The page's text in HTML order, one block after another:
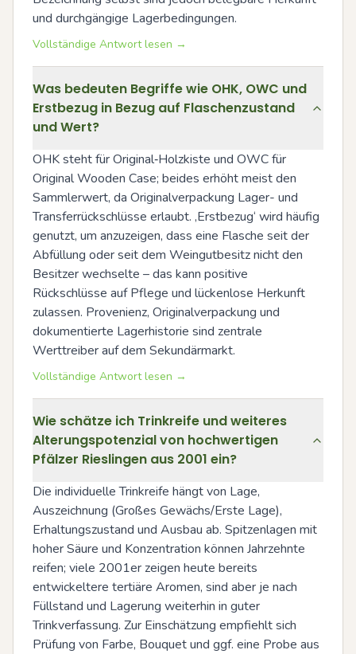
und durchgängige Lagerbedingungen.
Vollständige Antwort lesen →
Was bedeuten Begriffe wie OHK, OWC und
Erstbezug in Bezug auf Flaschenzustand
und Wert?
OHK steht für Original‑Holzkiste und OWC für
Original Wooden Case; beides erhöht meist den
Sammlerwert, da Originalverpackung Lager- und
Transferrückschlüsse erlaubt. ‚Erstbezug‘ wird häufig
genutzt, um anzuzeigen, dass eine Flasche seit der
Abfüllung oder seit dem Weingutbesitz nicht den
Besitzer wechselte – das kann positive
Rückschlüsse auf Pflege und lückenlose Herkunft
zulassen. Provenienz, Originalverpackung und
dokumentierte Lagerhistorie sind zentrale
Werttreiber auf dem Sekundärmarkt.
Vollständige Antwort lesen →
Wie schätze ich Trinkreife und weiteres
Alterungspotenzial von hochwertigen
Pfälzer Rieslingen aus 2001 ein?
Die individuelle Trinkreife hängt von Lage,
Auszeichnung (Großes Gewächs/Erste Lage),
Erhaltungszustand und Ausbau ab. Spitzenlagen mit
hoher Säure und Konzentration können Jahrzehnte
reifen; viele 2001er zeigen heute bereits
entwickeltere tertiäre Aromen, sind aber je nach
Füllstand und Lagerung weiterhin in guter
Trinkverfassung. Zur Einschätzung empfiehlt sich
Prüfung von Farbe, Bouquet und ggf. eine Probe aus